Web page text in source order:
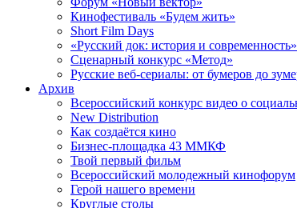
Кинофестиваль «Будем жить»
Short Film Days
«Русский док: история и современность»
Сценарный конкурс «Метод»
Русские веб-сериалы: от бумеров до
Архив
Всероссийский конкурс видео о
New Distribution
Как создаётся кино
Бизнес-площадка 43 ММКФ
Твой первый фильм
Всероссийский молодежный кинофорум
Герой нашего времени
Круглые столы